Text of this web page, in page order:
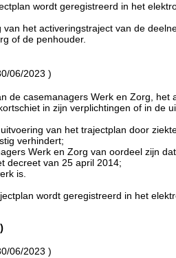
wordt geregistreerd in het
van het activeringstraject van de
of de penhouder.
06/2023 )
de casemanagers Werk en Zorg,
in zijn verplichtingen of in de
van het trajectplan door
verhindert;
Werk en Zorg van oordeel zijn
decreet van 25 april 2014;
is.
wordt geregistreerd in het
06/2023 )